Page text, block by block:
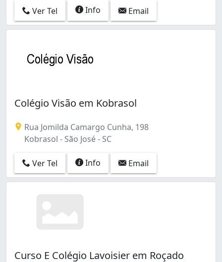
Ver Tel Info Email
Colégio Visão em Kobrasol
Rua Jomilda Camargo Cunha, 198
Kobrasol - São José - SC
Ver Tel Info Email
Curso E Colégio Lavoisier em Roçado